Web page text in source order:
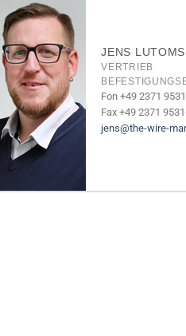
JENS
VERTRIEB
Fon +49 2371
Fax +49 2371
jens@the-wire-